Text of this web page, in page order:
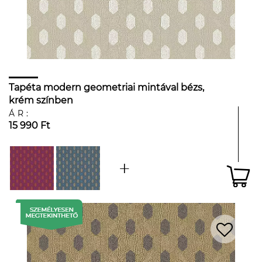
Tapéta modern geometriai mintával bézs,
krém színben
ÁR:
15 990 Ft